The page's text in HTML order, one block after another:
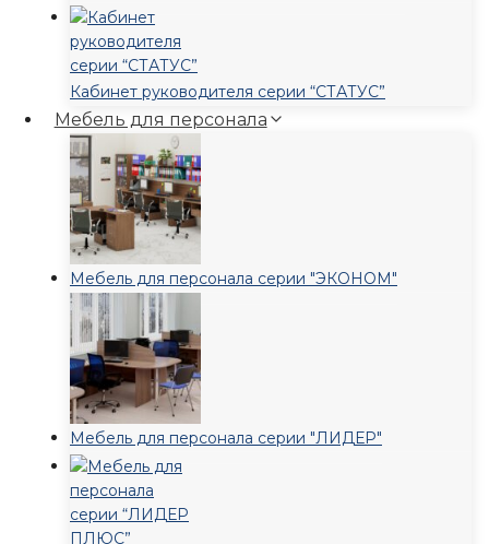
Кабинет руководителя серии “СТАТУС”
Мебель для персонала
Мебель для персонала серии "ЭКОНОМ"
Мебель для персонала серии "ЛИДЕР"